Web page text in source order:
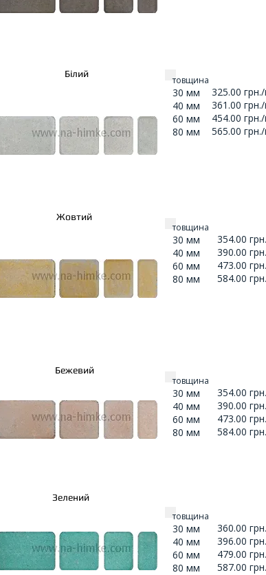
Білий
товщина
30 мм
40 мм
60 мм
80 мм
325.00
361.00
454.00
565.00
Жовтий
товщина
30 мм
40 мм
60 мм
80 мм
354.00
390.00
473.00
584.00
Бежевий
товщина
30 мм
40 мм
60 мм
80 мм
354.00
390.00
473.00
584.00
Зелений
товщина
30 мм
40 мм
60 мм
80 мм
360.00
396.00
479.00
587.00